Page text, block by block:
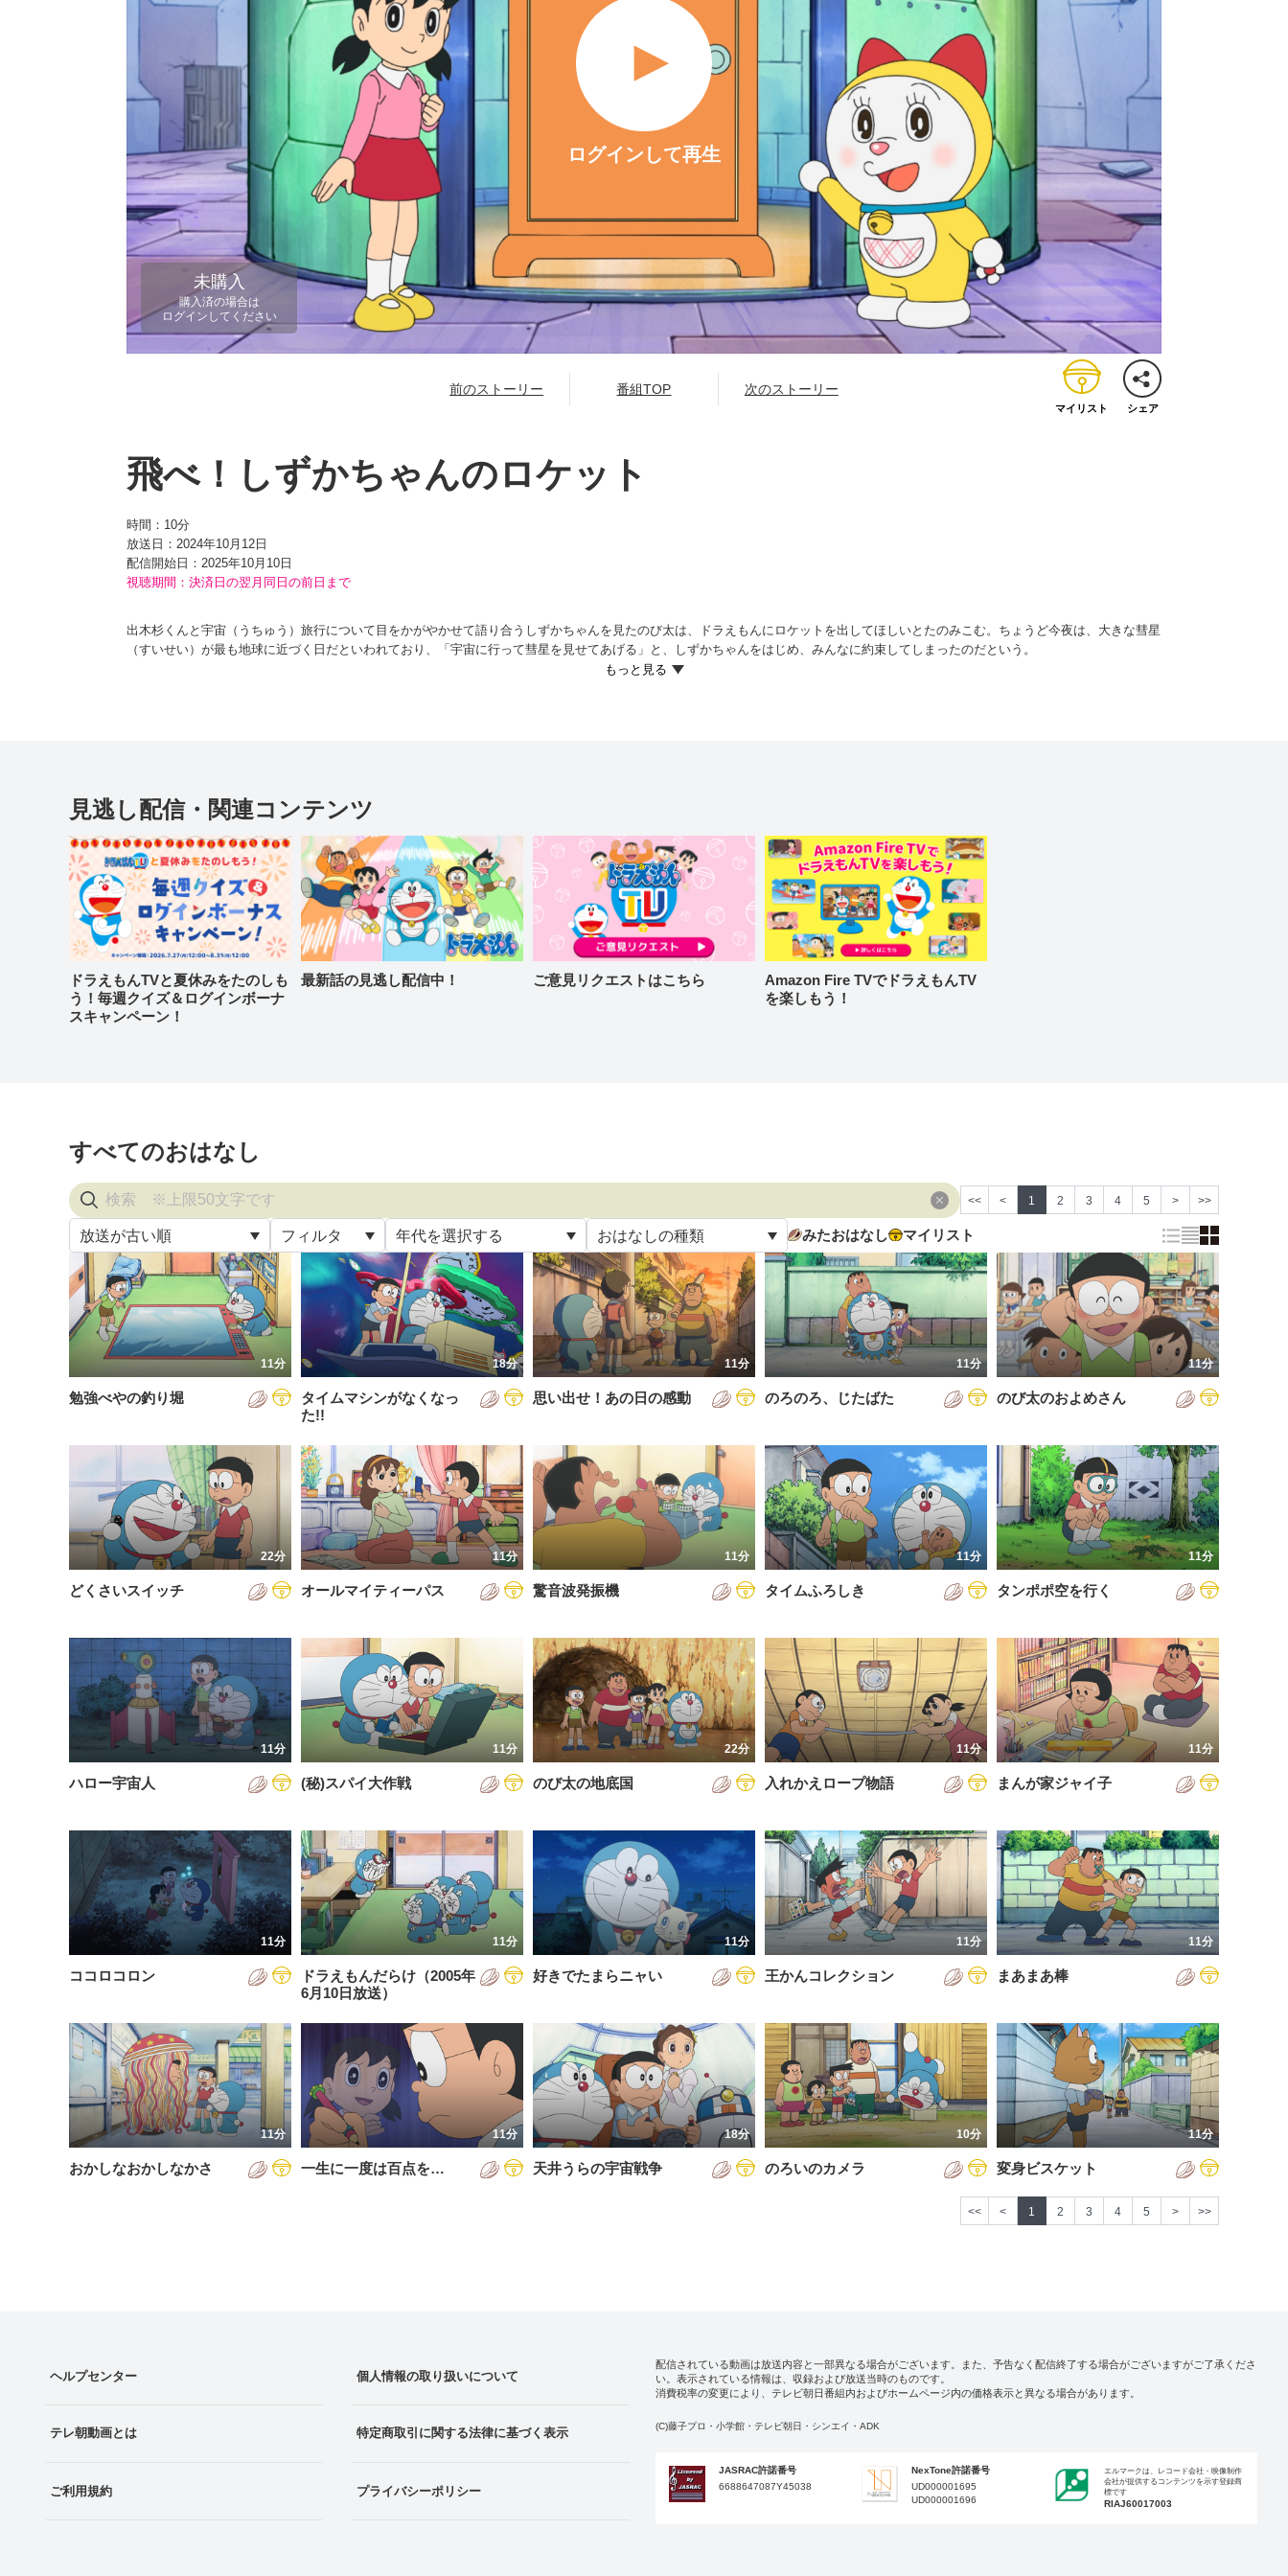
未購入
購入済の場合は
ログインしてください
ログインして再生
前のストーリー 番組TOP 次のストーリー
マイリスト シェア
飛べ！しずかちゃんのロケット
時間： 10分
放送日：2024年10月12日
配信開始日： 2025年10月10日
視聴期間：決済日の翌月同日の前日まで
出木杉くんと宇宙（うちゅう）旅行について目をかがやかせて語り合うしずかちゃんを見たのび太は、ドラえもんにロケットを出してほしいとたのみこむ。ちょうど今夜は、大きな彗星
（すいせい）が最も地球に近づく日だといわれており、「宇宙に行って彗星を見せてあげる」と、しずかちゃんをはじめ、みんなに約束してしまったのだという。
あきれるドラえもんだったが、空き地に集まったみんなを前に、シンプルな『おてがるロケット』を取り出す。さっそくロケットに乗りこみ、宇宙へと飛び立つが、なぜかしずかちゃん
見逃し配信・関連コンテンツ
ドラえもんTVと夏休みをたのしも
う！毎週クイズ＆ログインボーナ
スキャンペーン！
最新話の見逃し配信中！ ご意見リクエストはこちら
Amazon Fire TVでドラえもんTV
を楽しもう！
すべてのおはなし
<< < 1 2 3 4 5 > >>
放送が古い順
放送が古い順
放送が新しい順
配信が古い順
配信が新しい順
あいうえお順(降順)
動画が長い順
動画が短い順
フィルタ
すべて
視聴済み
年代を選択する
すべて
2005年
2006年
2007年
2009年
2010年
2011年
2012年
2013年
2015年
2016年
2017年
2018年
2020年
2021年
2022年
2023年
2024年
2026年
おはなしの種類
すべて
通常回
誕生日スペシャル
みたおはなし マイリスト
11分
勉強べやの釣り堀
18分
タイムマシンがなくなっ
た!!
11分
思い出せ！あの日の感動
11分
のろのろ、じたばた
11分
のび太のおよめさん
22分
どくさいスイッチ
11分
オールマイティーパス
11分
驚音波発振機
11分
タイムふろしき
11分
タンポポ空を行く
11分
ハロー宇宙人
11分
(秘)スパイ大作戦
22分
のび太の地底国
11分
入れかえロープ物語
11分
まんが家ジャイ子
11分
ココロコロン
11分
ドラえもんだらけ（2005年
6月10日放送）
11分
好きでたまらニャい
11分
王かんコレクション
11分
まあまあ棒
11分
おかしなおかしなかさ
11分
一生に一度は百点を…
18分
天井うらの宇宙戦争
10分
のろいのカメラ
11分
変身ビスケット
<< < 1 2 3 4 5 > >>
ヘルプセンター
テレ朝動画とは
ご利用規約
個人情報の取り扱いについて
特定商取引に関する法律に基づく表示
プライバシーポリシー
配信されている動画は放送内容と一部異なる場合がございます。また、予告なく配信終了する場合がございますがご了承くださ
い。表示されている情報は、収録および放送当時のものです。
消費税率の変更により、テレビ朝日番組内およびホームページ内の価格表示と異なる場合があります。
(C)藤子プロ・小学館・テレビ朝日・シンエイ・ADK
JASRAC許諾番号
6688647087Y45038
NexTone許諾番号
UD000001695
UD000001696
エルマークは、レコード会社・映像制作
会社が提供するコンテンツを示す登録商
標です
RIAJ60017003